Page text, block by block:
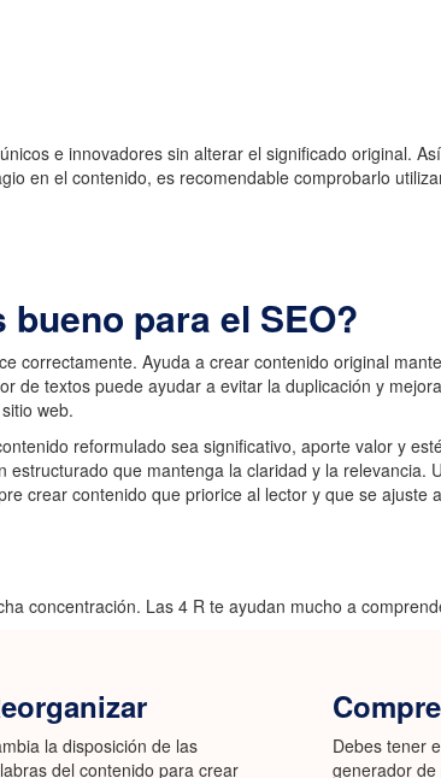
e innovadores sin alterar el significado original.
en el contenido, es recomendable comprobarlo
para el SEO?
correctamente. Ayuda a crear contenido original
de textos puede ayudar a evitar la duplicación y
web.
reformulado sea significativo, aporte valor y
que mantenga la claridad y la
crear contenido que priorice al lector y que se ajuste
concentración. Las 4 R te ayudan mucho a
la disposición de las
del contenido para crear
Debes tener
generador